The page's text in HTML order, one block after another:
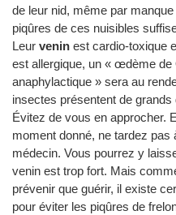
de leur nid, même par
piqûres de ces nuisibles
Leur venin est cardio-toxique
est allergique, un « œdème de
anaphylactique » sera au
insectes présentent de
Évitez de vous en approcher.
moment donné, ne tardez
médecin. Vous pourrez y
venin est trop fort. Mais
prévenir que guérir, il existe
pour éviter les piqûres de